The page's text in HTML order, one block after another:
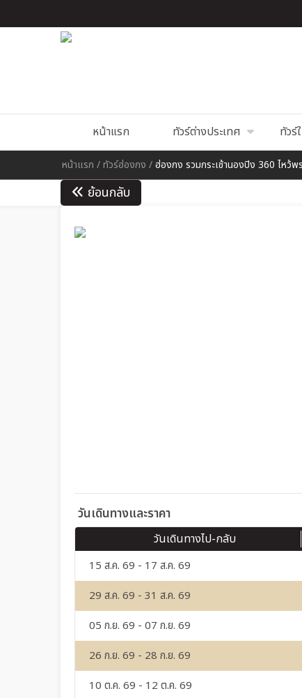
หน้าแรก ทัวร์ต่างประเทศ ทัวร์
หน้าแรก /ทัวร์ฮ่องกง /ฮ่องกง รวมกระเช้านองปิง 360 ไหว้
ย้อนกลับ
วันเดินทางและราคา
วันเดินทางไป-กลับ
15 ส.ค. 69 - 17 ส.ค. 69
29 ส.ค. 69 - 31 ส.ค. 69
05 ก.ย. 69 - 07 ก.ย. 69
26 ก.ย. 69 - 28 ก.ย. 69
10 ต.ค. 69 - 12 ต.ค. 69